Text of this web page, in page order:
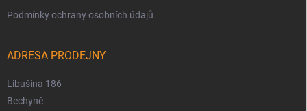
Podmínky ochrany osobních údajů
ADRESA PRODEJNY
Libušina 186
Bechyně